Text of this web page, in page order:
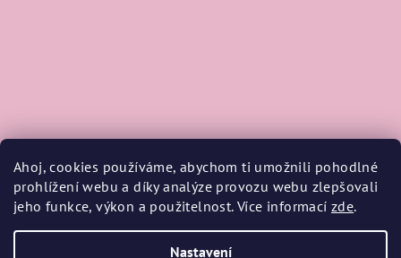
Ahoj, cookies používáme, abychom ti umožnili pohodlné
prohlížení webu a díky analýze provozu webu zlepšovali
jeho funkce, výkon a použitelnost. Více informací zde.
Nastavení
Sledovat na Instagramu